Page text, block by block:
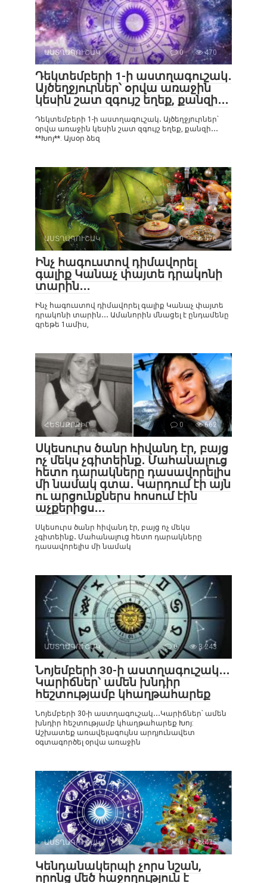
ԱՍՏՂԱԳՈՒՇԱԿ 0 470
Դեկտեմբերի 1-ի աստղագուշակ․
Այծեղջյուրներ՝ օրվա առաջին
կեսին շատ զգույշ եղեք, քանզի․․․
Դեկտեմբերի 1-ի աստղագուշակ․ Այծեղջյուրներ՝
օրվա առաջին կեսին շատ զգույշ եղեք, քանզի․․․
**Խոյ**. Այսօր ձեզ
ԱՍՏՂԱԳՈՒՇԱԿ 0 576
Ինչ հագուստով դիմավորել
գալիք Կանաչ փայտե դրակոնի
տարին․․․
Ինչ հագուստով դիմավորել գալիք Կանաչ փայտե
դրակոնի տարին․․․ Ամանորին մնացել է ընդամենը
գրեթե 1ամիս,
ՀԵՏԱՔՐՔԻՐ 0 662
Սկեսուրս ծանր հիվանդ էր, բայց
ոչ մեկս չգիտեինք․ Մահանալուց
հետո դարակները դասավորելիս
մի նամակ գտա․ Կարդում էի այն
ու արցունքներս հոսում էին
աչքերիցս․․․
Սկեսուրս ծանր հիվանդ էր, բայց ոչ մեկս
չգիտեինք․ Մահանալուց հետո դարակները
դասավորելիս մի նամակ
ԱՍՏՂԱԳՈՒՇԱԿ 0 3 243
Նոյեմբերի 30-ի աստղագուշակ․․․
Կարիճներ՝ ամեն խնդիր
հեշտությամբ կհաղթահարեք
Նոյեմբերի 30-ի աստղագուշակ․․․Կարիճներ՝ ամեն
խնդիր հեշտությամբ կհաղթահարեք Խոյ:
Աշխատեք առավելագույնս արդյունավետ
օգտագործել օրվա առաջին
ԱՍՏՂԱԳՈՒՇԱԿ 0 475
Կենդանակերպի չորս նշան,
որոնց մեծ հաջողություն է